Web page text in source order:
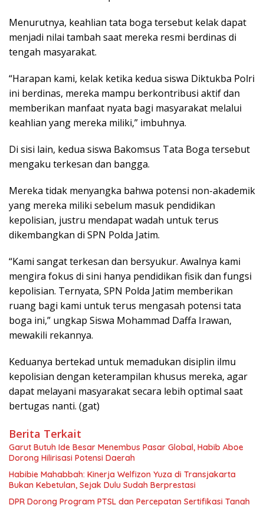
Menurutnya, keahlian tata boga tersebut kelak dapat
menjadi nilai tambah saat mereka resmi berdinas di
tengah masyarakat.
“Harapan kami, kelak ketika kedua siswa Diktukba Polri
ini berdinas, mereka mampu berkontribusi aktif dan
memberikan manfaat nyata bagi masyarakat melalui
keahlian yang mereka miliki,” imbuhnya.
Di sisi lain, kedua siswa Bakomsus Tata Boga tersebut
mengaku terkesan dan bangga.
Mereka tidak menyangka bahwa potensi non-akademik
yang mereka miliki sebelum masuk pendidikan
kepolisian, justru mendapat wadah untuk terus
dikembangkan di SPN Polda Jatim.
“Kami sangat terkesan dan bersyukur. Awalnya kami
mengira fokus di sini hanya pendidikan fisik dan fungsi
kepolisian. Ternyata, SPN Polda Jatim memberikan
ruang bagi kami untuk terus mengasah potensi tata
boga ini,” ungkap Siswa Mohammad Daffa Irawan,
mewakili rekannya.
Keduanya bertekad untuk memadukan disiplin ilmu
kepolisian dengan keterampilan khusus mereka, agar
dapat melayani masyarakat secara lebih optimal saat
bertugas nanti. (gat)
Berita Terkait
Garut Butuh Ide Besar Menembus Pasar Global, Habib Aboe
Dorong Hilirisasi Potensi Daerah
Habibie Mahabbah: Kinerja Welfizon Yuza di Transjakarta
Bukan Kebetulan, Sejak Dulu Sudah Berprestasi
DPR Dorong Program PTSL dan Percepatan Sertifikasi Tanah